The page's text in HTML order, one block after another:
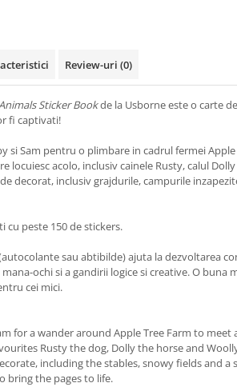
Review-uri (0)
Sticker Bookde la Usborne este o carte
fi captivati!
si Sam pentru o plimbare in cadrul fermei
locuiesc acolo, inclusiv cainele Rusty, calul
decorat, inclusiv grajdurile, campurile
cu peste 150 de stickers.
sau abtibilde) ajuta la dezvoltarea
ochi si a gandirii logice si creative. O buna
cei mici.
for a wander around Apple Tree Farm to
Rusty the dog, Dolly the horse and
including the stables, snowy fields and a
bring the pages to life.